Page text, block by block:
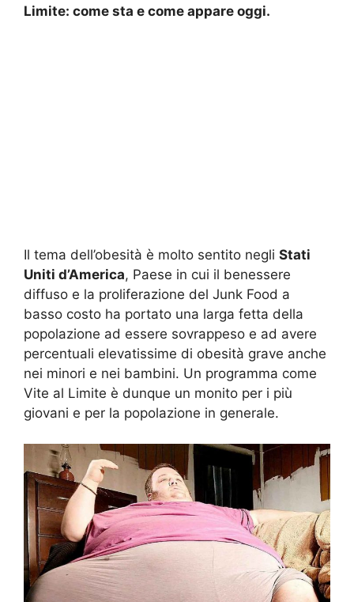
Limite: come sta e come appare oggi.
Il tema dell’obesità è molto sentito negli Stati
Uniti d’America, Paese in cui il benessere
diffuso e la proliferazione del Junk Food a
basso costo ha portato una larga fetta della
popolazione ad essere sovrappeso e ad avere
percentuali elevatissime di obesità grave anche
nei minori e nei bambini. Un programma come
Vite al Limite è dunque un monito per i più
giovani e per la popolazione in generale.